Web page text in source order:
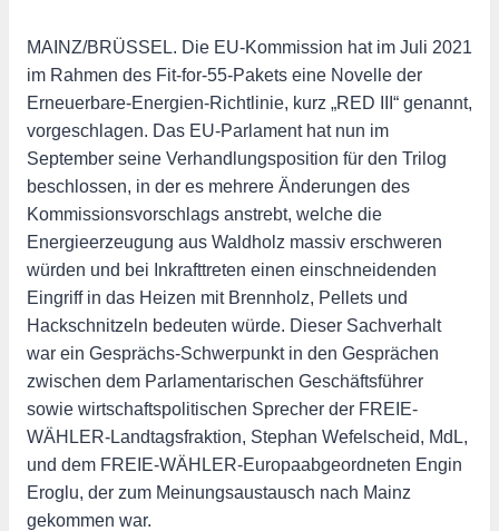
MAINZ/BRÜSSEL. Die EU-Kommission hat im Juli 2021
im Rahmen des Fit-for-55-Pakets eine Novelle der
Erneuerbare-Energien-Richtlinie, kurz „RED III“ genannt,
vorgeschlagen. Das EU-Parlament hat nun im
September seine Verhandlungsposition für den Trilog
beschlossen, in der es mehrere Änderungen des
Kommissionsvorschlags anstrebt, welche die
Energieerzeugung aus Waldholz massiv erschweren
würden und bei Inkrafttreten einen einschneidenden
Eingriff in das Heizen mit Brennholz, Pellets und
Hackschnitzeln bedeuten würde. Dieser Sachverhalt
war ein Gesprächs-Schwerpunkt in den Gesprächen
zwischen dem Parlamentarischen Geschäftsführer
sowie wirtschaftspolitischen Sprecher der FREIE-
WÄHLER-Landtagsfraktion, Stephan Wefelscheid, MdL,
und dem FREIE-WÄHLER-Europaabgeordneten Engin
Eroglu, der zum Meinungsaustausch nach Mainz
gekommen war.